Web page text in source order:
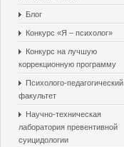
Блог
Конкурс «Я – психолог»
Конкурс на лучшую
коррекционную программу
Психолого-педагогический
факультет
Научно-техническая
лаборатория превентивной
суицидологии